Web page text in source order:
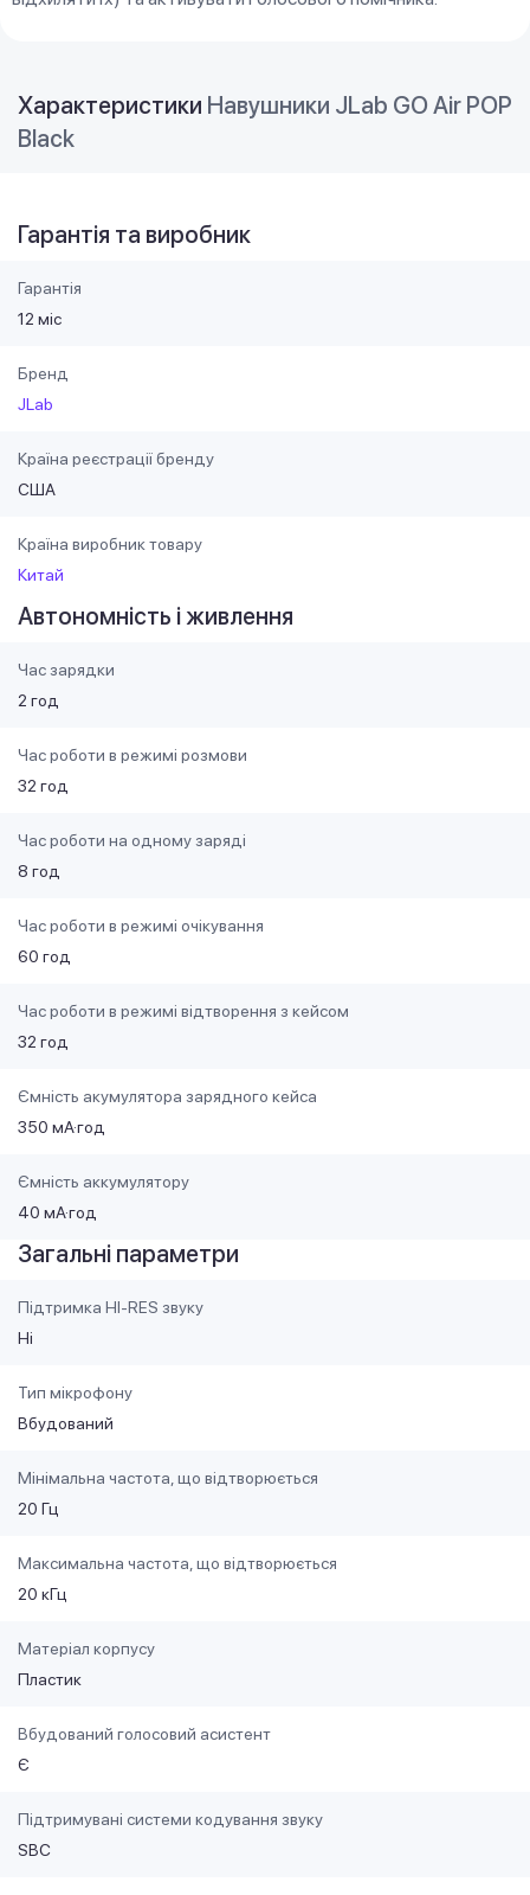
Характеристики Навушники JLab GO Air POP
Black
Гарантія та виробник
Гарантія
12 міс
Бренд
JLab
Країна реєстрації бренду
США
Країна виробник товару
Китай
Автономність і живлення
Час зарядки
2 год
Час роботи в режимі розмови
32 год
Час роботи на одному заряді
8 год
Час роботи в режимі очікування
60 год
Час роботи в режимі відтворення з кейсом
32 год
Ємність акумулятора зарядного кейса
350 мА·год
Ємність аккумулятору
40 мА·год
Загальні параметри
Підтримка HI-RES звуку
Ні
Тип мікрофону
Вбудований
Мінімальна частота, що відтворюється
20 Гц
Максимальна частота, що відтворюється
20 кГц
Матеріал корпусу
Пластик
Вбудований голосовий асистент
Є
Підтримувані системи кодування звуку
SBC